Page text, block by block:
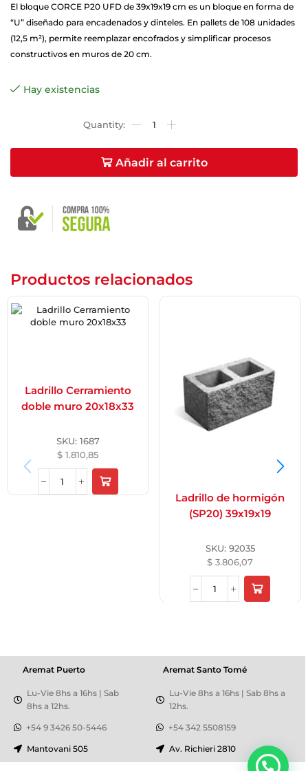
El bloque CORCE P20 UFD de 39x19x19 cm es un bloque en forma de
“U” diseñado para encadenados y dinteles. En pallets de 108 unidades
(12,5 m²), permite reemplazar encofrados y simplificar procesos
constructivos en muros de 20 cm.
Hay existencias
Añadir al carrito
Productos relacionados
Ladrillo Cerramiento
doble muro 20x18x33
SKU: 1687
$ 1.810,85
Ladrillo de hormigón
(SP20) 39x19x19
SKU: 92035
$ 3.806,07
Aremat Santo Tomé
Lu-Vie 8hs a 16hs | Sab 8hs a
12hs.
+54 342 5508159
Av. Richieri 2810
Aremat Puerto
Lu-Vie 8hs a 16hs | Sab
8hs a 12hs.
+54 9 3426 50-5446
Mantovani 505